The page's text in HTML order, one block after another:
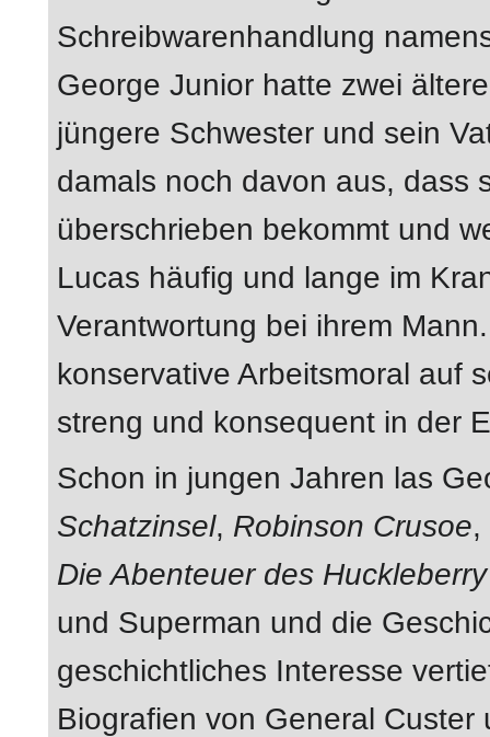
Schreibwarenhandlung
George Junior hatte zwei
jüngere Schwester und sein
damals noch davon aus, dass
überschrieben bekommt und
Lucas häufig und lange im
Verantwortung bei ihrem
konservative Arbeitsmoral auf
streng und konsequent in der
Schon in jungen Jahren las
Schatzinsel, Robinson Crusoe,
Die Abenteuer des
und Superman und die
geschichtliches Interesse
Biografien von General